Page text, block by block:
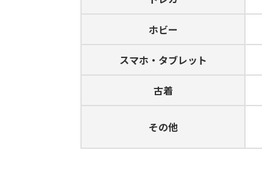
ホビー
スマホ・タブレット
古着
その他